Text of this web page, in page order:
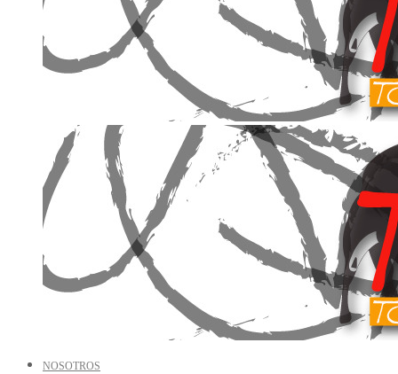
NOSOTROS